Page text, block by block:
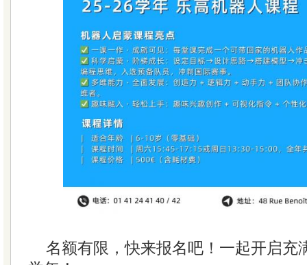
名额有限，快来报名吧！一起开启充